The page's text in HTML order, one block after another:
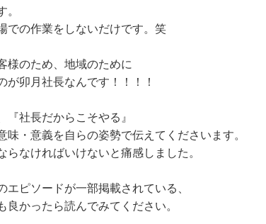
。
での作業をしないだけです。笑
様のため、地域のために
卯月社長なんです！！！！
『社長だからこそやる』
・意義を自らの姿勢で伝えてくださいます。
なければいけないと痛感しました。
ピソードが一部掲載されている、
良かったら読んでみてください。